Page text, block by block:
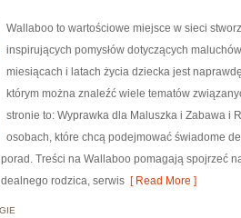
Wallaboo to wartościowe miejsce w sieci
inspirujących pomysłów dotyczących
miesiącach i latach życia dziecka jest
którym można znaleźć wiele tematów
stronie to: Wyprawka dla Maluszka i Zabawa i
osobach, które chcą podejmować świadome
Treści na Wallaboo pomagają spojrzeć
rodzica, serwis [ Read More ]